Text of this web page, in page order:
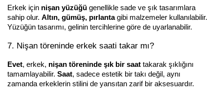
Erkek için nişan yüzüğü genellikle sade ve şık tasarımlara
sahip olur. Altın, gümüş, pırlanta gibi malzemeler kullanılabilir.
Yüzüğün tasarımı, gelinin tercihlerine göre de uyarlanabilir.
7. Nişan töreninde erkek saati takar mı?
Evet, erkek, nişan töreninde şık bir saat takarak şıklığını
tamamlayabilir. Saat, sadece estetik bir takı değil, aynı
zamanda erkeklerin stilini de yansıtan zarif bir aksesuardır.